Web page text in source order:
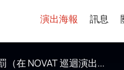
演出海報 訊息
（在 NOVAT 巡迴演出...